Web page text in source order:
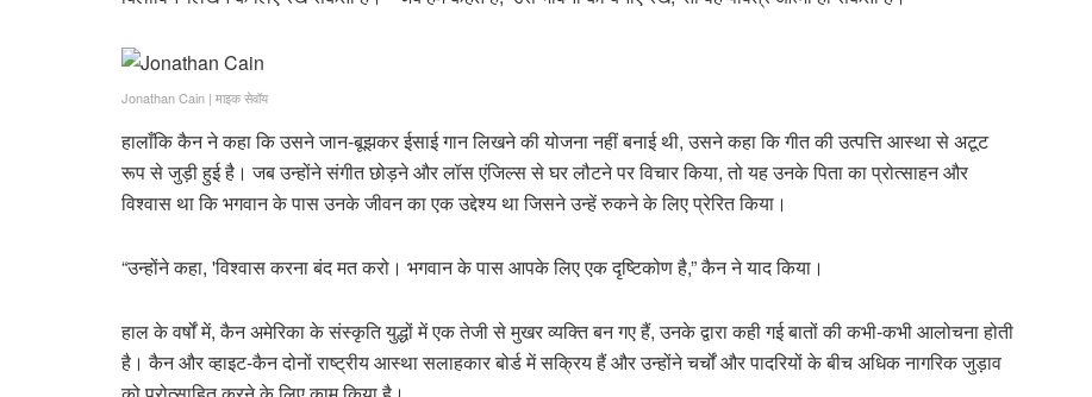
Jonathan Cain | माइक सेवॉय
हालाँकि कैन ने कहा कि उसने जान-बूझकर ईसाई गान लिखने की योजना नहीं बनाई थी, उसने कहा कि गीत की उत्पत्ति आस्था से अटूट
रूप से जुड़ी हुई है। जब उन्होंने संगीत छोड़ने और लॉस एंजिल्स से घर लौटने पर विचार किया, तो यह उनके पिता का प्रोत्साहन और
विश्वास था कि भगवान के पास उनके जीवन का एक उद्देश्य था जिसने उन्हें रुकने के लिए प्रेरित किया।
“उन्होंने कहा, 'विश्वास करना बंद मत करो। भगवान के पास आपके लिए एक दृष्टिकोण है,” कैन ने याद किया।
हाल के वर्षों में, कैन अमेरिका के संस्कृति युद्धों में एक तेजी से मुखर व्यक्ति बन गए हैं, उनके द्वारा कही गई बातों की कभी-कभी आलोचना होती
है। कैन और व्हाइट-कैन दोनों राष्ट्रीय आस्था सलाहकार बोर्ड में सक्रिय हैं और उन्होंने चर्चों और पादरियों के बीच अधिक नागरिक जुड़ाव